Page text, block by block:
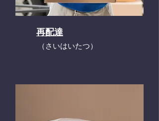
再配達
​（さいはいたつ）